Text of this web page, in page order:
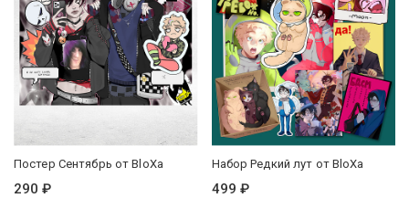
Постер Сентябрь от BloXa
290 ₽
Набор Редкий лут от BloXa
499 ₽